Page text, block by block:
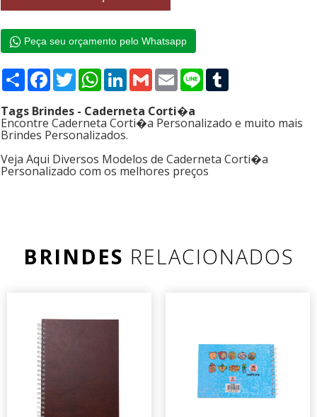
Peça seu orçamento pelo Whatsapp
Compartilhar
Facebook
TwitterWhatsApp
LinkedIn
GmailEmailLine
Tags Brindes - Caderneta Corti�a
Encontre Caderneta Corti�a Personalizado e muito mais
Brindes Personalizados.
Veja Aqui Diversos Modelos de Caderneta Corti�a
Personalizado com os melhores preços
BRINDES RELACIONADOS